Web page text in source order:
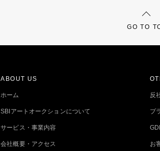
GO TO
ABOUT US
ホーム
SBIアートオークションについて
サービス・事業内容
会社概要・アクセス
反
プ
お